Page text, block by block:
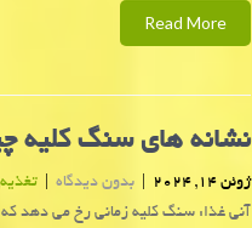
Read More
نشانه های سنگ کلیه
ژوئن 14, 2024 بدون دیدگاه تغذیه
آنی غذا: سنگ کلیه زمانی رخ می دهد که